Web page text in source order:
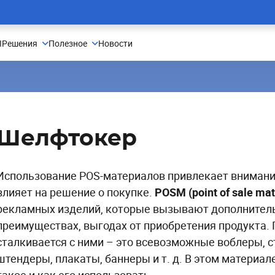
и инструменты
Детские товары и игрушки
Книги, музыка, видео
Образование
Попапы и формы подписки
Telegram-бот
Решения
Маркетинг приложений
Маркетинг вебсайтов
Рекомендации + ИИ
Сбор данных (CDP)
Полезное
Словарь Retention-маркетолога
Примеры email-рассылок
Новости
Шелфтокер
POS-материалов привлекает
на решение о покупке. POSM (point of sale
изделий, которые вызывают
выгодах от приобретения
с ними – это всевозможные воблеры,
плакаты, баннеры и т. д. В этом